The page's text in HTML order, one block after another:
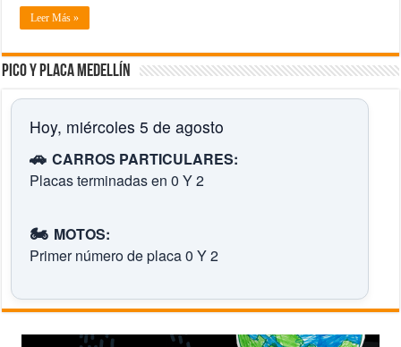
Leer Más »
Pico y placa Medellín
Hoy, miércoles 5 de agosto
🚗 CARROS PARTICULARES:
Placas terminadas en 0 Y 2
🏍️ MOTOS:
Primer número de placa 0 Y 2